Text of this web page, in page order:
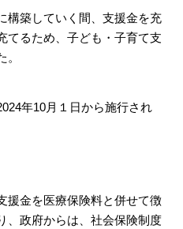
築していく間、支援金を充
てるため、子ども・子育て支
年10月１日から施行され
金を医療保険料と併せて徴
、政府からは、社会保険制度